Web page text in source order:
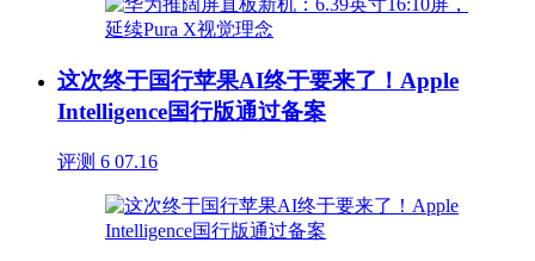
这次终于国行苹果AI终于要来了！Apple
Intelligence国行版通过备案
评测 6 07.16